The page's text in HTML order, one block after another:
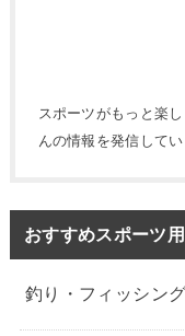
スポーツがもっと楽
んの情報を発信してい
おすすめスポーツ
釣り・フィッシング